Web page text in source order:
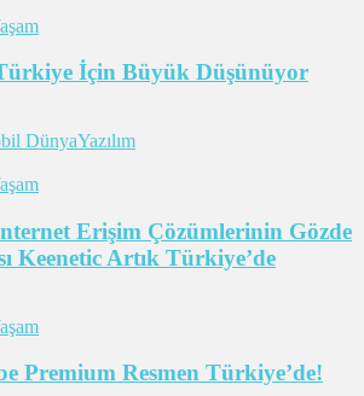
İçin Büyük Düşünüyor
DünyaYazılım
Erişim Çözümlerinin Gözde
Keenetic Artık Türkiye’de
Premium Resmen Türkiye’de!